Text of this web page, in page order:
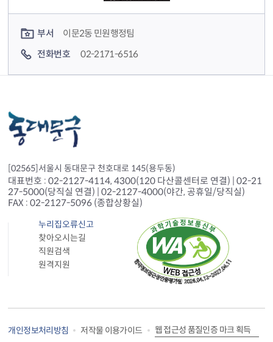
부서
이문2동 민원행정팀
전화번호
02-2171-6516
[02565]서울시 동대문구 천호대로 145(용두동)
대표번호 : 02-2127-4114, 4300(120 다산콜센터로 연결) | 02-21
27-5000(당직실 연결) | 02-2127-4000(야간, 공휴일/당직실)
FAX : 02-2127-5096 (종합상황실)
누리집오류신고
찾아오시는길
직원검색
원격지원
개인정보처리방침 저작물 이용가이드 웹 접근성 품질인증 마크 획득